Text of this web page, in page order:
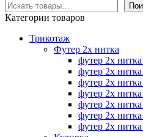
Категории товаров
Трикотаж
Футер 2х нитка
футер 2х
футер 2х
футер 2х
футер 2х
футер 2х
футер 2х
футер 2х